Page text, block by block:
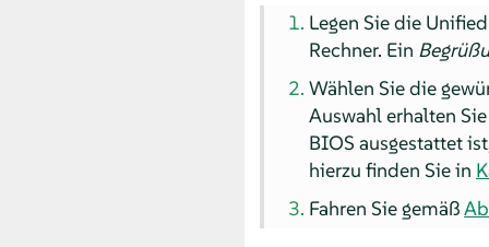
Legen Sie die
Rechner. Ein
Wählen Sie die
Auswahl erhalten
BIOS ausgestattet
hierzu finden Sie in
Fahren Sie gemäß